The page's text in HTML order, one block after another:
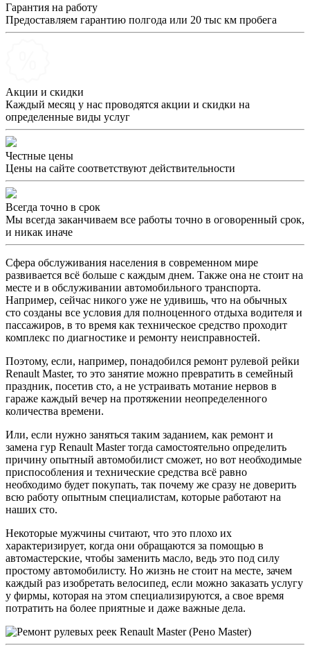
Гарантия на работу
Предоставляем гарантию полгода или 20 тыс км пробега
Акции и скидки
Каждый месяц у нас проводятся акции и скидки на
определенные виды услуг
Честные цены
Цены на сайте соответствуют действительности
Всегда точно в срок
Мы всегда заканчиваем все работы точно в оговоренный срок,
и никак иначе
Сфера обслуживания населения в современном мире
развивается всё больше с каждым днем. Также она не стоит на
месте и в обслуживании автомобильного транспорта.
Например, сейчас никого уже не удивишь, что на обычных
сто созданы все условия для полноценного отдыха водителя и
пассажиров, в то время как техническое средство проходит
комплекс по диагностике и ремонту неисправностей.
Поэтому, если, например, понадобился ремонт рулевой рейки
Renault Master, то это занятие можно превратить в семейный
праздник, посетив сто, а не устраивать мотание нервов в
гараже каждый вечер на протяжении неопределенного
количества времени.
Или, если нужно заняться таким заданием, как ремонт и
замена гур Renault Master тогда самостоятельно определить
причину опытный автомобилист сможет, но вот необходимые
приспособления и технические средства всё равно
необходимо будет покупать, так почему же сразу не доверить
всю работу опытным специалистам, которые работают на
наших сто.
Некоторые мужчины считают, что это плохо их
характеризирует, когда они обращаются за помощью в
автомастерские, чтобы заменить масло, ведь это под силу
простому автомобилисту. Но жизнь не стоит на месте, зачем
каждый раз изобретать велосипед, если можно заказать услугу
у фирмы, которая на этом специализируются, а свое время
потратить на более приятные и даже важные дела.